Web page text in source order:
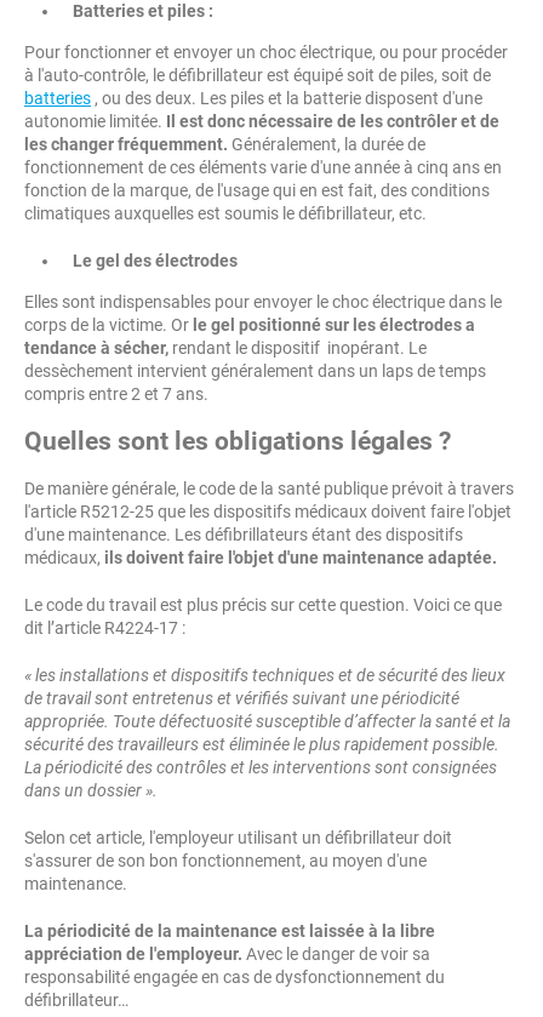
Batteries et piles :
Pour fonctionner et envoyer un choc électrique, ou pour procéder
à l'auto-contrôle, le défibrillateur est équipé soit de piles, soit de
batteries , ou des deux. Les piles et la batterie disposent d'une
autonomie limitée. Il est donc nécessaire de les contrôler et de
les changer fréquemment. Généralement, la durée de
fonctionnement de ces éléments varie d'une année à cinq ans en
fonction de la marque, de l'usage qui en est fait, des conditions
climatiques auxquelles est soumis le défibrillateur, etc.
Le gel des électrodes
Elles sont indispensables pour envoyer le choc électrique dans le
corps de la victime. Or le gel positionné sur les électrodes a
tendance à sécher, rendant le dispositif inopérant. Le
dessèchement intervient généralement dans un laps de temps
compris entre 2 et 7 ans.
Quelles sont les obligations légales ?
De manière générale, le code de la santé publique prévoit à travers
l'article R5212-25 que les dispositifs médicaux doivent faire l'objet
d'une maintenance. Les défibrillateurs étant des dispositifs
médicaux, ils doivent faire l'objet d'une maintenance adaptée.
Le code du travail est plus précis sur cette question. Voici ce que
dit l’article R4224-17 :
« les installations et dispositifs techniques et de sécurité des lieux
de travail sont entretenus et vérifiés suivant une périodicité
appropriée. Toute défectuosité susceptible d’affecter la santé et la
sécurité des travailleurs est éliminée le plus rapidement possible.
La périodicité des contrôles et les interventions sont consignées
dans un dossier ».
Selon cet article, l'employeur utilisant un défibrillateur doit
s'assurer de son bon fonctionnement, au moyen d'une
maintenance.
La périodicité de la maintenance est laissée à la libre
appréciation de l'employeur. Avec le danger de voir sa
responsabilité engagée en cas de dysfonctionnement du
défibrillateur…